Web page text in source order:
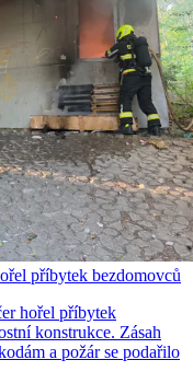
příbytek bezdomovců
hořel příbytek
konstrukce. Zásah
a požár se podařilo